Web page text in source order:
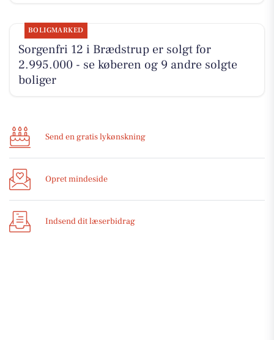
BOLIGMARKED
Sorgenfri 12 i Brædstrup er solgt for
2.995.000 - se køberen og 9 andre solgte
boliger
Send en gratis lykønskning
Opret mindeside
Indsend dit læserbidrag